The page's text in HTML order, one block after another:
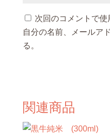
次回のコメントで
自分の名前、メールア
る。
関連商品